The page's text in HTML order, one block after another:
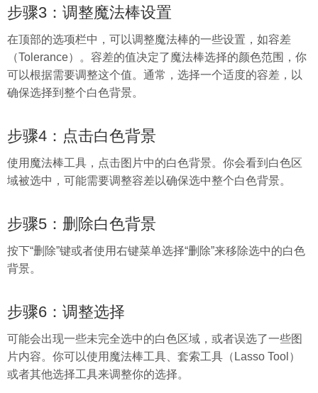
步骤3：调整魔法棒设置
在顶部的选项栏中，可以调整魔法棒的一些设置，如容差
（Tolerance）。容差的值决定了魔法棒选择的颜色范围，你
可以根据需要调整这个值。通常，选择一个适度的容差，以
确保选择到整个白色背景。
步骤4：点击白色背景
使用魔法棒工具，点击图片中的白色背景。你会看到白色区
域被选中，可能需要调整容差以确保选中整个白色背景。
步骤5：删除白色背景
按下“删除”键或者使用右键菜单选择“删除”来移除选中的白色
背景。
步骤6：调整选择
可能会出现一些未完全选中的白色区域，或者误选了一些图
片内容。你可以使用魔法棒工具、套索工具（Lasso Tool）
或者其他选择工具来调整你的选择。